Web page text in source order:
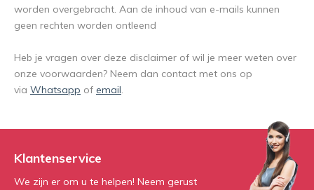
worden overgebracht. Aan de inhoud van e-mails kunnen
geen rechten worden ontleend
Heb je vragen over deze disclaimer of wil je meer weten over
onze voorwaarden? Neem dan contact met ons op
via Whatsapp of email.
Klantenservice
We zijn er om u te helpen! Neem gerust